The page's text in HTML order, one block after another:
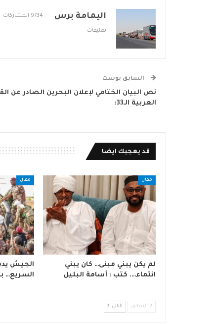
اليمامة برس 9734 المشاركات
تعليقات
السابق بوست
نص البيان الختامي لإعلان البحرين الصادر عن
العربية الـ33:
قد يعجبك ايضا
مقال
لم يكن يبني مبنى… كان يبني
انتماء…. كتب : أسامة البليل
مقال
الجيش
السريع…
السابق التالي